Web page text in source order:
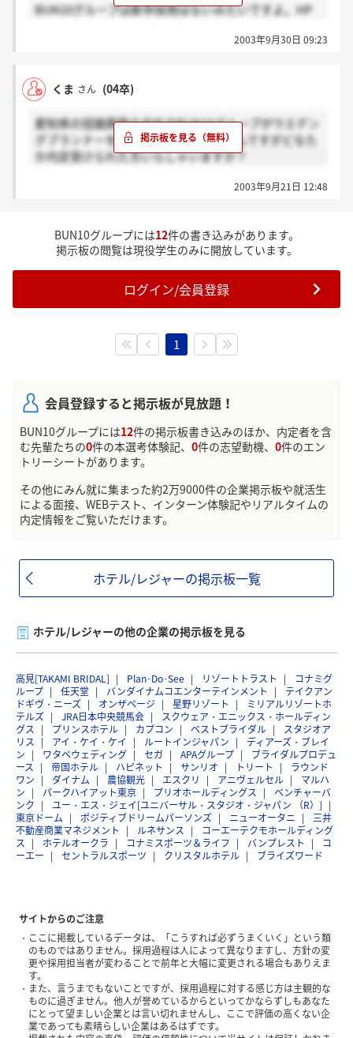
BUN10グループは新卒採用はないみたいですよ。HP
2003年9月30日 09:23
くま さん (04卒)
愛知県の冠婚葬祭の会社でBUN10グループがウエデン
グプランナーを募集していると聞いたんですがどなた
か内定受けられた方いらしゃいますか？
2003年9月21日 12:48
BUN10グループには12件の書き込みがあります。
掲示板の閲覧は現役学生のみに開放しています。
ログイン/会員登録
1
会員登録すると掲示板が見放題！
BUN10グループには12件の掲示板書き込みのほか、内定者を含
む先輩たちの0件の本選考体験記、 0件の志望動機、 0件のエン
トリーシートがあります。
その他にみん就に集まった約2万9000件の企業掲示板や就活生
による面接、WEBテスト、インターン体験記やリアルタイムの
内定情報をご覧いただけます。
ホテル/レジャーの掲示板一覧
ホテル/レジャーの他の企業の掲示板を見る
高見[TAKAMI BRIDAL] Plan･Do･See リゾートトラスト
コナミグ
ループ
任天堂 バンダイナムコエンターテインメント
テイクアン
ドギヴ・ニーズ
オンザページ 星野リゾート
ミリアルリゾートホ
テルズ
JRA日本中央競馬会
スクウェア・エニックス・ホールディン
グス
プリンスホテル カプコン ベストブライダル
スタジオア
リス
アイ・ケイ・ケイ ルートインジャパン
ディアーズ・ブレイ
ン
ワタベウェディング セガ APAグループ
ブライダルプロデュ
ース
帝国ホテル ハピネット サンリオ トリート
ラウンド
ワン
ダイナム 農協観光 エスクリ アニヴェルセル
マルハ
ン
パークハイアット東京 プリオホールディングス
ベンチャーバ
ンク
ユー・エス・ジェイ[ユニバーサル・スタジオ・ジャパン （R）]
東京ドーム
ポジティブドリームパーソンズ ニューオータニ
三井
不動産商業マネジメント
ルネサンス
コーエーテクモホールディング
ス
ホテルオークラ コナミスポーツ＆ライフ バンプレスト
コ
ーエー
セントラルスポーツ クリスタルホテル ブライズワード
サイトからのご注意
ここに掲載しているデータは、「こうすれば必ずうまくいく」という類
のものではありません。採用過程は人によって異なりますし、方針の変
更や採用担当者が変わることで前年と大幅に変更される場合もありえま
す。
また、言うまでもないことですが、採用過程に対する感じ方は主観的な
ものに過ぎません。他人が誉めているからといってかならずしもあなた
にとって望ましい企業とは言い切れませんし、ここで評価の高くない企
業であっても素晴らしい企業はあるはずです。